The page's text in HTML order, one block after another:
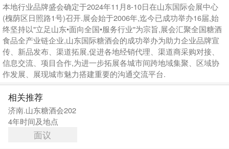
本地行业品牌盛会确定于2024年11 月8-10日在山东国际会展中心
(槐荫区日照路1号)召开.展会始于2006年,迄今已成功举办16届,始
终坚持以"立足山东•面向全国•服务行业"为宗旨,展会汇聚全国糖酒
食品全产业链企业,山东国际糖酒会的成功举办为助力企业品牌宣
传、新品发布、渠道拓展,促进各地经销代理、渠道商采购对接、
信息交流、项目合作,为进一步拓展各城市间跨地域集聚、区域协
作发展、展现城市魅力搭建重要的沟通交流平台.
相关推荐
济南.山东糖酒会202
4年时间及地点
面议